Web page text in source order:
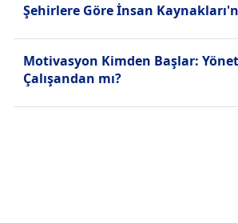
Şehirlere Göre İnsan
Motivasyon Kimden Başlar:
Çalışandan mı?